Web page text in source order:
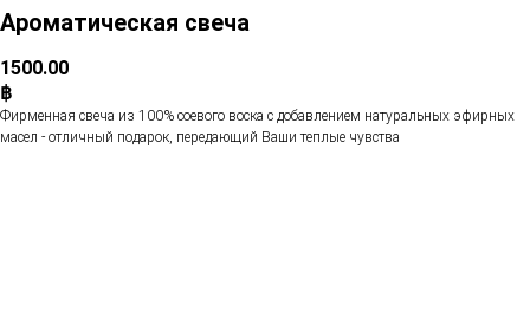
Ароматическая свеча
1500.00
฿
Фирменная свеча из 100% соевого воска с добавлением натуральных эфирных
масел - отличный подарок, передающий Ваши теплые чувства